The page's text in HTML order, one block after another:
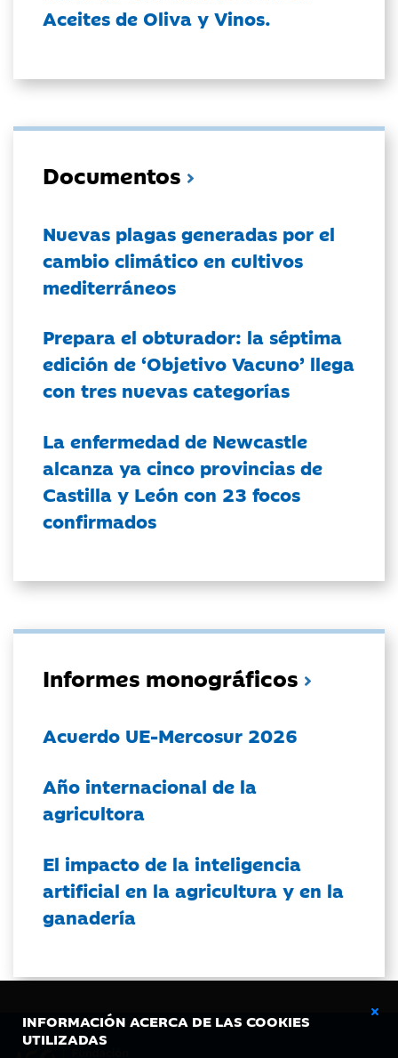
INFORMACIÓN ACERCA DE LAS COOKIES
UTILIZADAS
Aceites de Oliva y Vinos.
Documentos
Nuevas plagas generadas por el
cambio climático en cultivos
mediterráneos
Prepara el obturador: la séptima
edición de ‘Objetivo Vacuno’ llega
con tres nuevas categorías
La enfermedad de Newcastle
alcanza ya cinco provincias de
Castilla y León con 23 focos
confirmados
Informes monográficos
Acuerdo UE-Mercosur 2026
Año internacional de la
agricultora
El impacto de la inteligencia
artificial en la agricultura y en la
ganadería